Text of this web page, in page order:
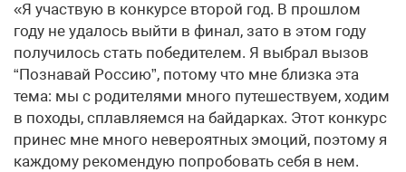
«Я участвую в конкурсе второй год. В прошлом
году не удалось выйти в финал, зато в этом году
получилось стать победителем. Я выбрал вызов
“Познавай Россию”, потому что мне близка эта
тема: мы с родителями много путешествуем, ходим
в походы, сплавляемся на байдарках. Этот конкурс
принес мне много невероятных эмоций, поэтому я
каждому рекомендую попробовать себя в нем.